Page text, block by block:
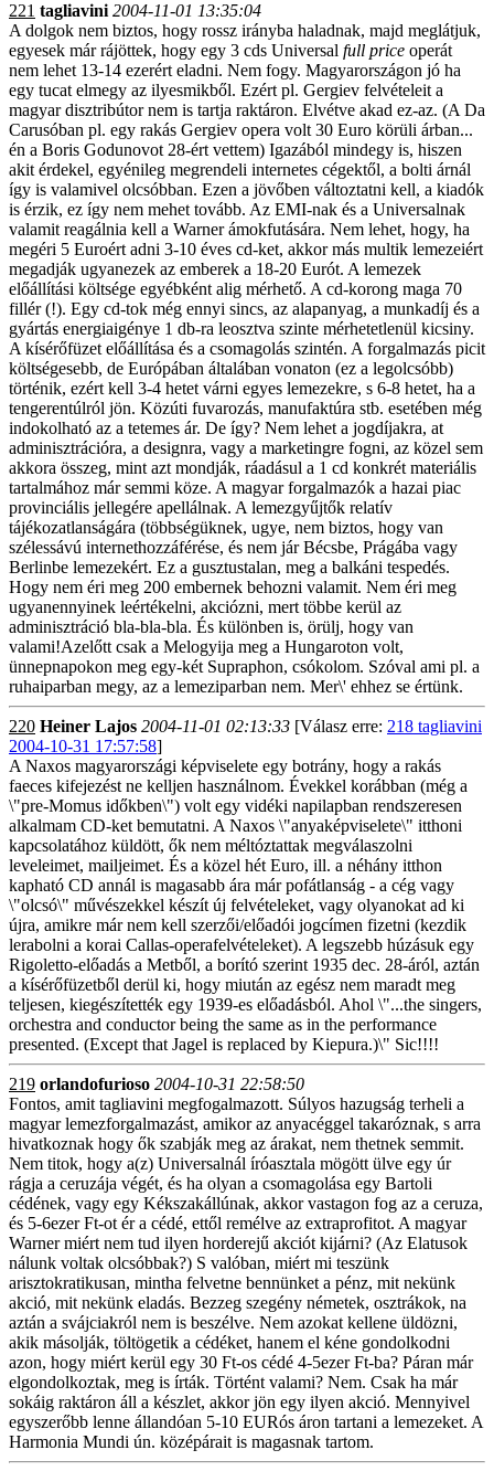
221 tagliavini 2004-11-01 13:35:04
A dolgok nem biztos, hogy rossz irányba haladnak, majd meglátjuk,
egyesek már rájöttek, hogy egy 3 cds Universal full price operát
nem lehet 13-14 ezerért eladni. Nem fogy. Magyarországon jó ha
egy tucat elmegy az ilyesmikből. Ezért pl. Gergiev felvételeit a
magyar disztribútor nem is tartja raktáron. Elvétve akad ez-az. (A Da
Carusóban pl. egy rakás Gergiev opera volt 30 Euro körüli árban...
én a Boris Godunovot 28-ért vettem) Igazából mindegy is, hiszen
akit érdekel, egyénileg megrendeli internetes cégektől, a bolti árnál
így is valamivel olcsóbban. Ezen a jövőben változtatni kell, a kiadók
is érzik, ez így nem mehet tovább. Az EMI-nak és a Universalnak
valamit reagálnia kell a Warner ámokfutására. Nem lehet, hogy, ha
megéri 5 Euroért adni 3-10 éves cd-ket, akkor más multik lemezeiért
megadják ugyanezek az emberek a 18-20 Eurót. A lemezek
előállítási költsége egyébként alig mérhető. A cd-korong maga 70
fillér (!). Egy cd-tok még ennyi sincs, az alapanyag, a munkadíj és a
gyártás energiaigénye 1 db-ra leosztva szinte mérhetetlenül kicsiny.
A kísérőfüzet előállítása és a csomagolás szintén. A forgalmazás picit
költségesebb, de Európában általában vonaton (ez a legolcsóbb)
történik, ezért kell 3-4 hetet várni egyes lemezekre, s 6-8 hetet, ha a
tengerentúlról jön. Közúti fuvarozás, manufaktúra stb. esetében még
indokolható az a tetemes ár. De így? Nem lehet a jogdíjakra, at
adminisztrációra, a designra, vagy a marketingre fogni, az közel sem
akkora összeg, mint azt mondják, ráadásul a 1 cd konkrét materiális
tartalmához már semmi köze. A magyar forgalmazók a hazai piac
provinciális jellegére apellálnak. A lemezgyűjtők relatív
tájékozatlanságára (többségüknek, ugye, nem biztos, hogy van
szélessávú internethozzáférése, és nem jár Bécsbe, Prágába vagy
Berlinbe lemezekért. Ez a gusztustalan, meg a balkáni tespedés.
Hogy nem éri meg 200 embernek behozni valamit. Nem éri meg
ugyanennyinek leértékelni, akciózni, mert többe kerül az
adminisztráció bla-bla-bla. És különben is, örülj, hogy van
valami!Azelőtt csak a Melogyija meg a Hungaroton volt,
ünnepnapokon meg egy-két Supraphon, csókolom. Szóval ami pl. a
ruhaiparban megy, az a lemeziparban nem. Mer\' ehhez se értünk.
220 Heiner Lajos 2004-11-01 02:13:33 [Válasz erre: 218 tagliavini
2004-10-31 17:57:58]
A Naxos magyarországi képviselete egy botrány, hogy a rakás
faeces kifejezést ne kelljen használnom. Évekkel korábban (még a
\"pre-Momus időkben\") volt egy vidéki napilapban rendszeresen
alkalmam CD-ket bemutatni. A Naxos \"anyaképviselete\" itthoni
kapcsolatához küldött, ők nem méltóztattak megválaszolni
leveleimet, mailjeimet. És a közel hét Euro, ill. a néhány itthon
kapható CD annál is magasabb ára már pofátlanság - a cég vagy
\"olcsó\" művészekkel készít új felvételeket, vagy olyanokat ad ki
újra, amikre már nem kell szerzői/előadói jogcímen fizetni (kezdik
lerabolni a korai Callas-operafelvételeket). A legszebb húzásuk egy
Rigoletto-előadás a Metből, a borító szerint 1935 dec. 28-áról, aztán
a kísérőfüzetből derül ki, hogy miután az egész nem maradt meg
teljesen, kiegészítették egy 1939-es előadásból. Ahol \"...the singers,
orchestra and conductor being the same as in the performance
presented. (Except that Jagel is replaced by Kiepura.)\" Sic!!!!
219 orlandofurioso 2004-10-31 22:58:50
Fontos, amit tagliavini megfogalmazott. Súlyos hazugság terheli a
magyar lemezforgalmazást, amikor az anyacéggel takaróznak, s arra
hivatkoznak hogy ők szabják meg az árakat, nem thetnek semmit.
Nem titok, hogy a(z) Universalnál íróasztala mögött ülve egy úr
rágja a ceruzája végét, és ha olyan a csomagolása egy Bartoli
cédének, vagy egy Kékszakállúnak, akkor vastagon fog az a ceruza,
és 5-6ezer Ft-ot ér a cédé, ettől remélve az extraprofitot. A magyar
Warner miért nem tud ilyen horderejű akciót kijárni? (Az Elatusok
nálunk voltak olcsóbbak?) S valóban, miért mi teszünk
arisztokratikusan, mintha felvetne bennünket a pénz, mit nekünk
akció, mit nekünk eladás. Bezzeg szegény németek, osztrákok, na
aztán a svájciakról nem is beszélve. Nem azokat kellene üldözni,
akik másolják, töltögetik a cédéket, hanem el kéne gondolkodni
azon, hogy miért kerül egy 30 Ft-os cédé 4-5ezer Ft-ba? Páran már
elgondolkoztak, meg is írták. Történt valami? Nem. Csak ha már
sokáig raktáron áll a készlet, akkor jön egy ilyen akció. Mennyivel
egyszerőbb lenne állandóan 5-10 EURós áron tartani a lemezeket. A
Harmonia Mundi ún. középárait is magasnak tartom.